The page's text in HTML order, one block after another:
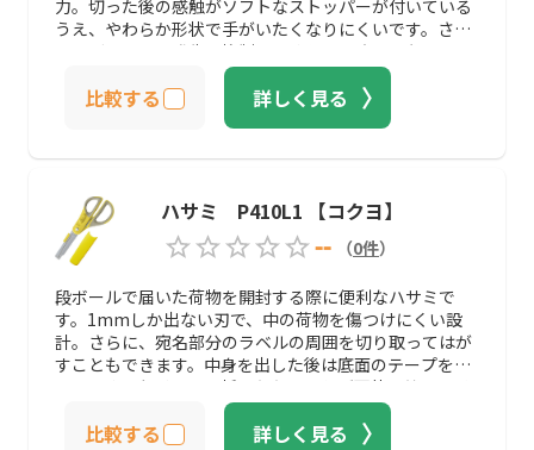
力。切った後の感触がソフトなストッパーが付いている
うえ、やわらか形状で手がいたくなりにくいです。さら
に、ガタつきの発生を抑制してくれるはさみでもありま
比較する 詳しく見る
ハサミ P410L1 【コクヨ】
--
（0件）
段ボールで届いた荷物を開封する際に便利なハサミで
す。1mmしか出ない刃で、中の荷物を傷つけにくい設
計。さらに、宛名部分のラベルの周囲を切り取ってはが
すこともできます。中身を出した後は底面のテープを切
り、すぐに段ボールを折りたたむことが可能。箱を開け
るから捨てるまで、このハサミひとつで楽々行なうこと
ができます。
比較する 詳しく見る